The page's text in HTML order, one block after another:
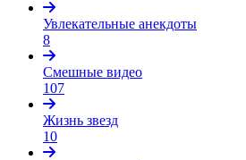
Увлекательные анекдоты
8
Смешные видео
107
Жизнь звезд
10